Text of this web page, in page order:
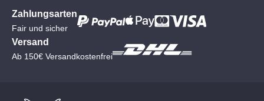
Zahlungsarten
Fair und sicher
Versand
Ab 150€ Versandkostenfrei